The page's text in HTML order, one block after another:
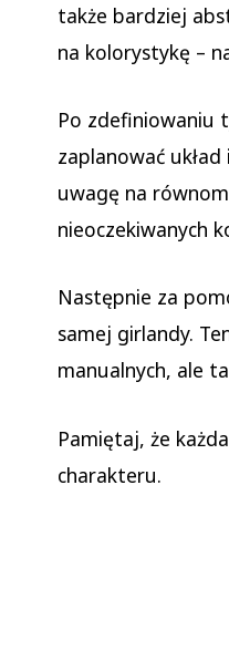
także bardziej
na kolorystykę –
Po zdefiniowaniu
zaplanować
uwagę na
nieoczekiwanych
Następnie za
samej girlandy.
manualnych, ale
Pamiętaj, że
charakteru.